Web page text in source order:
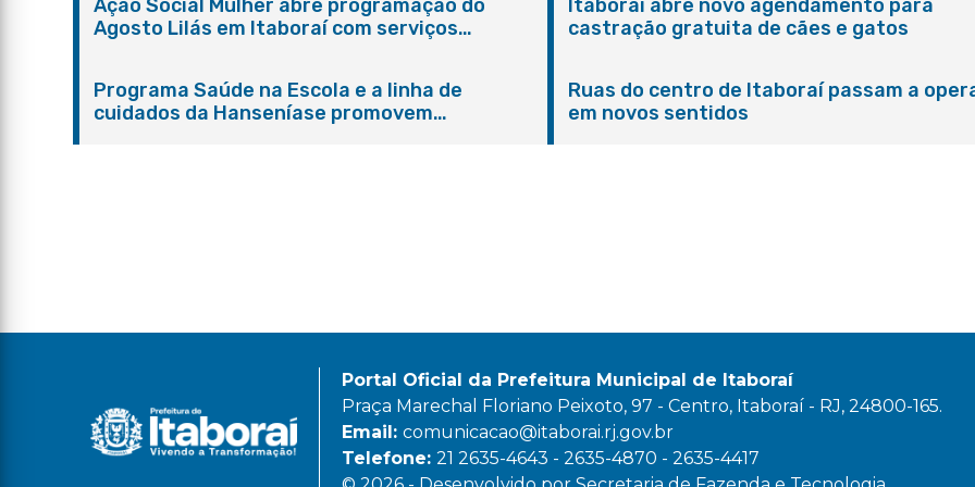
Ação Social Mulher abre programação do
Agosto Lilás em Itaboraí com serviços
Itaboraí abre novo agendamento para
castração gratuita de cães e gatos
Programa Saúde na Escola e a linha de
cuidados da Hanseníase promovem
Ruas do centro de Itaboraí passam a
em novos sentidos
Portal Oficial da Prefeitura Municipal de Itaboraí
Praça Marechal Floriano Peixoto, 97 - Centro, Itaboraí - RJ, 24800-165.
Email:comunicacao@itaborai.rj.gov.br
Telefone:21 2635-4643 - 2635-4870 - 2635-4417